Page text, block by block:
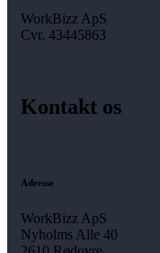
WorkBizz ApS
Cvr. 43445863
Kontakt os
Adresse
WorkBizz ApS
Nyholms Alle 40